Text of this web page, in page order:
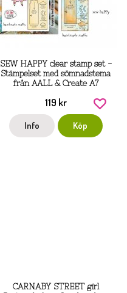
SEW HAPPY clear stamp set -
Stämpelset med sömnadstema
från AALL & Create A7
119 kr
Info Köp
CARNABY STREET girl